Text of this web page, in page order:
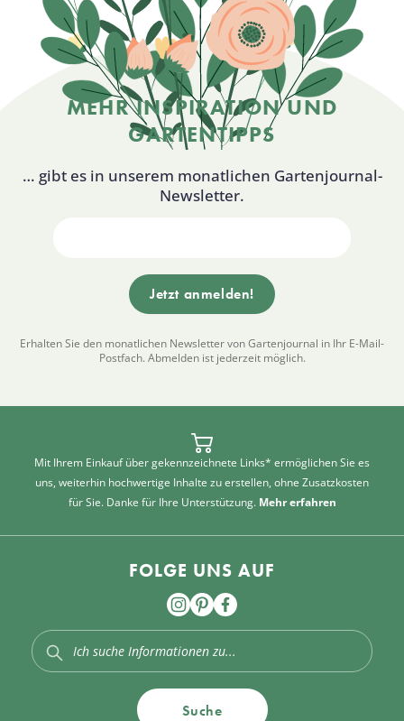
MEHR INSPIRATION UND
GARTENTIPPS
… gibt es in unserem monatlichen Gartenjournal-
Newsletter.
Erhalten Sie den monatlichen Newsletter von Gartenjournal in Ihr E-Mail-
Postfach. Abmelden ist jederzeit möglich.
Mit Ihrem Einkauf über gekennzeichnete Links* ermöglichen Sie es
uns, weiterhin hochwertige Inhalte zu erstellen, ohne Zusatzkosten
für Sie. Danke für Ihre Unterstützung. Mehr erfahren
FOLGE UNS AUF
Suche